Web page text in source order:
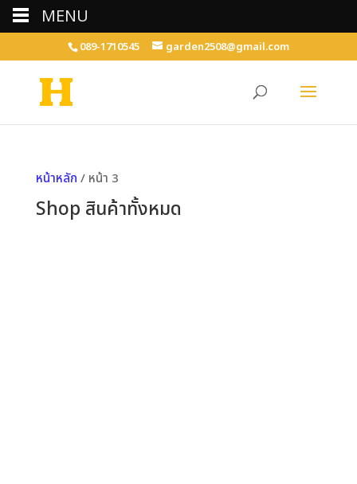
089-1710545 garden2508@gmail.com
หน้าหลัก / หน้า 3
Shop สินค้าทั้งหมด
MENU